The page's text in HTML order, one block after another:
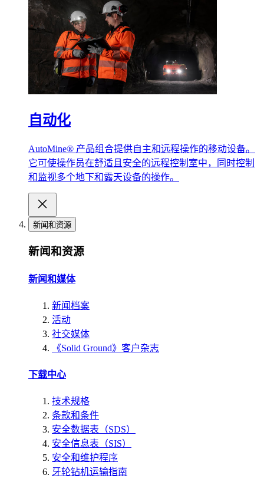
自动化
AutoMine® 产品组合提供自主和远程操作的移动设备。
它可使操作员在舒适且安全的远程控制室中，同时控制
和监视多个地下和露天设备的操作。
新闻和资源
新闻和资源
新闻和媒体
新闻档案
活动
社交媒体
《Solid Ground》客户杂志
下载中心
技术规格
条款和条件
安全数据表（SDS）
安全信息表（SIS）
安全和维护程序
牙轮钻机运输指南